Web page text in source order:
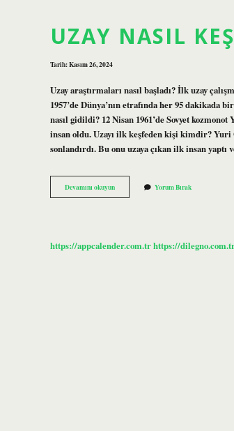
UZAY NASIL
Tarih: Kasım 26, 2024
Uzay araştırmaları nasıl başladı? İlk uzay
1957’de Dünya’nın etrafında her 95
nasıl gidildi? 12 Nisan 1961’de Sovyet
insan oldu. Uzayı ilk keşfeden kişi kimdir? Yuri
sonlandırdı. Bu onu uzaya çıkan ilk insan yaptı
Devamını okuyunUzay
Nasıl
Yorum Bırak
https://appcalender.com.trhttps://